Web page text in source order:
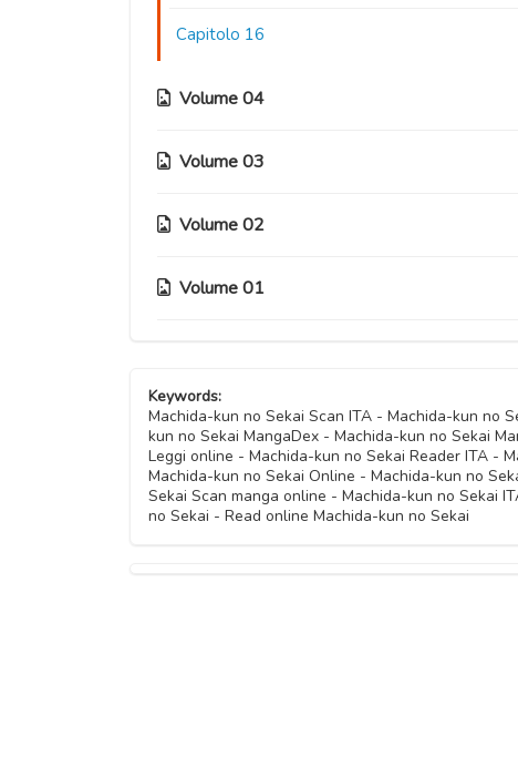
Capitolo 16
Volume 04
Capitolo 15
Capitolo 14
Capitolo 13
Volume 03
Capitolo 11.5
Capitolo 11
Capitolo 09
Volume 02
Capitolo 08
Capitolo 06
Capitolo 05
Volume 01
Capitolo 03
Capitolo 02
Capitolo 01
Keywords:
Machida-kun no Sekai Scan ITA - Machida-kun no
kun no Sekai MangaDex - Machida-kun no Sekai
Leggi online - Machida-kun no Sekai Reader ITA -
Machida-kun no Sekai Online - Machida-kun no
Sekai Scan manga online - Machida-kun no Sekai
no Sekai - Read online Machida-kun no Sekai